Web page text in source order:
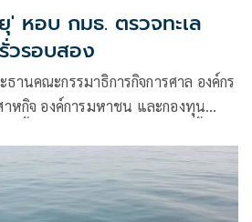
' หอบ กมธ. ตรวจทะเล
วรอบสอง
านคณะกรรมาธิการกิจการศาล องค์กร
าหกิจ องค์การมหาชน และกองทุน